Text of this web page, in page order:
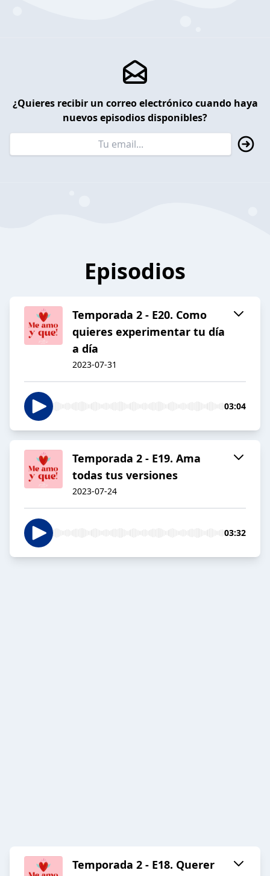
¿Quieres recibir un correo electrónico cuando haya
nuevos episodios disponibles?
Episodios
Temporada 2 - E20. Como
quieres experimentar tu día
a día
2023-07-31
03:04
Temporada 2 - E19. Ama
todas tus versiones
2023-07-24
03:32
Temporada 2 - E18. Querer